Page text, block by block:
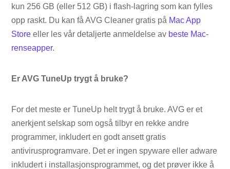
kun 256 GB (eller 512 GB) i flash-lagring som kan fylles
opp raskt. Du kan få AVG Cleaner gratis på Mac App
Store eller les vår detaljerte anmeldelse av beste Mac-
renseapper.
Er AVG TuneUp trygt å bruke?
For det meste er TuneUp helt trygt å bruke. AVG er et
anerkjent selskap som også tilbyr en rekke andre
programmer, inkludert en godt ansett gratis
antivirusprogramvare. Det er ingen spyware eller adware
inkludert i installasjonsprogrammet, og det prøver ikke å